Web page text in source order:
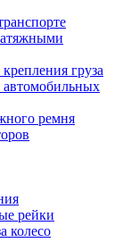
груза
ремня
рейки
колесо